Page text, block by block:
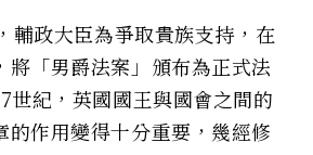
輔政大臣為爭取貴族支持，在
將「男爵法案」頒布為正式法
世紀，英國國王與國會之間的
的作用變得十分重要，幾經修